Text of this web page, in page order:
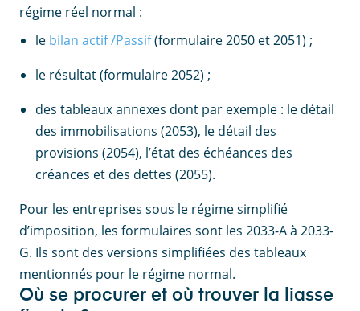
régime réel normal :
le bilan actif /Passif(formulaire 2050 et 2051) ;
le résultat (formulaire 2052) ;
des tableaux annexes dont par exemple : le détail
des immobilisations (2053), le détail des
provisions (2054), l’état des échéances des
créances et des dettes (2055).
Pour les entreprises sous le régime simplifié
d’imposition, les formulaires sont les 2033-A à 2033-
G. Ils sont des versions simplifiées des tableaux
mentionnés pour le régime normal.
Où se procurer et où trouver la liasse